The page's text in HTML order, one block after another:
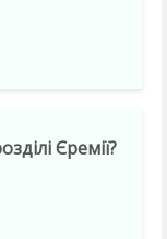
Єремії?